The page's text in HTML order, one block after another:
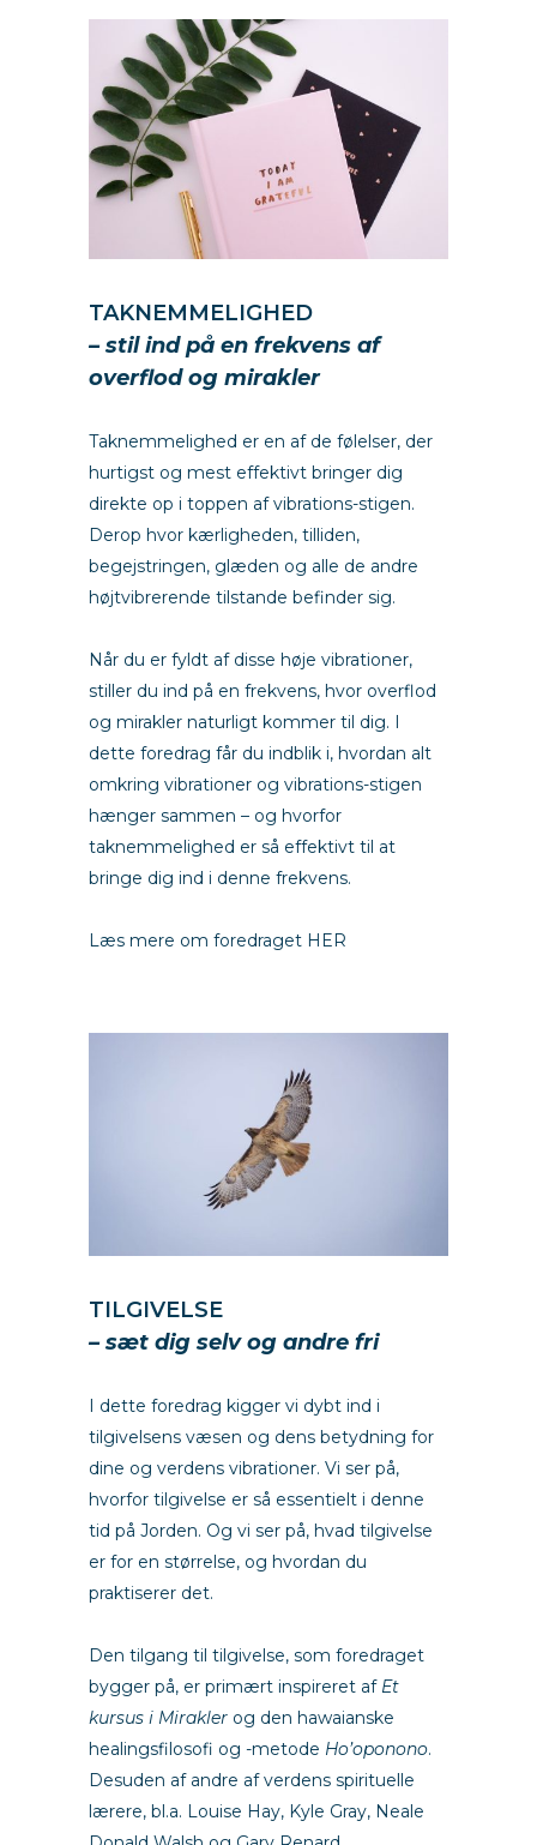
TAKNEMMELIGHED
– stil ind på en frekvens af
overflod og mirakler
Taknemmelighed er en af de følelser, der
hurtigst og mest effektivt bringer dig
direkte op i toppen af vibrations-stigen.
Derop hvor kærligheden, tilliden,
begejstringen, glæden og alle de andre
højtvibrerende tilstande befinder sig.
Når du er fyldt af disse høje vibrationer,
stiller du ind på en frekvens, hvor overflod
og mirakler naturligt kommer til dig. I
dette foredrag får du indblik i, hvordan alt
omkring vibrationer og vibrations-stigen
hænger sammen – og hvorfor
taknemmelighed er så effektivt til at
bringe dig ind i denne frekvens.
Læs mere om foredraget HER
TILGIVELSE
– sæt dig selv og andre fri
I dette foredrag kigger vi dybt ind i
tilgivelsens væsen og dens betydning for
dine og verdens vibrationer. Vi ser på,
hvorfor tilgivelse er så essentielt i denne
tid på Jorden. Og vi ser på, hvad tilgivelse
er for en størrelse, og hvordan du
praktiserer det.
Den tilgang til tilgivelse, som foredraget
bygger på, er primært inspireret af Et
kursus i Mirakler og den hawaianske
healingsfilosofi og -metode Ho’oponono.
Desuden af andre af verdens spirituelle
lærere, bl.a. Louise Hay, Kyle Gray, Neale